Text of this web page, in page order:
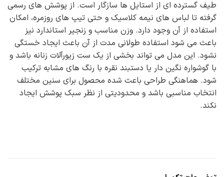
طیف گسترده ای از استایل ها سازگار است. از پوشش های رسمی
گرفته تا لباس های نیمه کلاسیک و حتی تیپ های روزمره، امکان
استفاده از آن وجود دارد. وزن مناسب و زنجیر استاندارد نیز
باعث می شود استفاده طولانی مدت از آن باعث ایجاد خستگی
نشود. این مدل می تواند بخشی از یک ست زیورآلات زنانه باشد و
با گوشواره نگین دار یا دستبند نقره با رنگ های مشابه ترکیب
شود. هماهنگی طراحی باعث شده محصول برای سنین مختلف
انتخاب مناسبی باشد و محدودیتی از نظر سبک پوشش ایجاد
نکند.